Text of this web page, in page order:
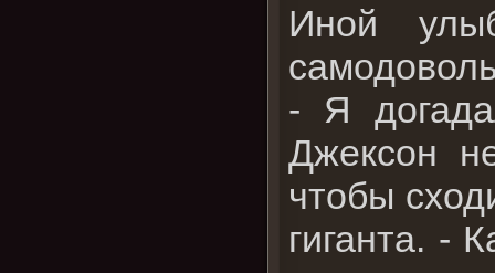
Иной
- Я
Джексон
чтобы
гиганта. -